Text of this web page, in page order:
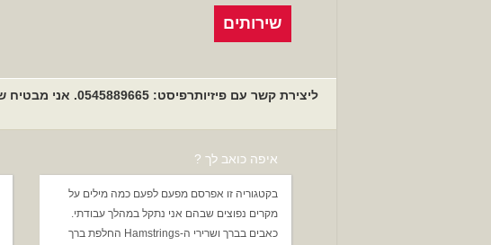
שירותים
ליצירת קשר עם פיזיותרפיסט: 0545889665. אני מבטיח שאעשה ככל יכולתי לקבוע טיפול ראשון בטווח של 24 שעות מרגע הפניה.
איפה כואב לך ?
בקטגוריה זו אפרסם מפעם לפעם כמה מילים על
מקרים נפוצים שבהם אני נתקל במהלך עבודתי.
כאבים בברך ושרירי ה-Hamstrings החלפת ברך